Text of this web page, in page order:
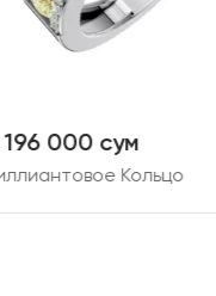
17 448